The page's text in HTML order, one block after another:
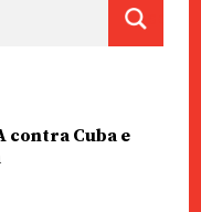
contra Cuba e